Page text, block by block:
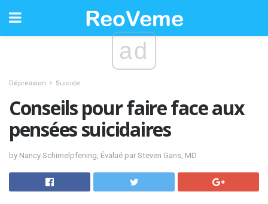
ad
Dépression Suicide
Conseils pour faire face aux
pensées suicidaires
by Nancy Schimelpfening; Évalué par Steven Gans, MD